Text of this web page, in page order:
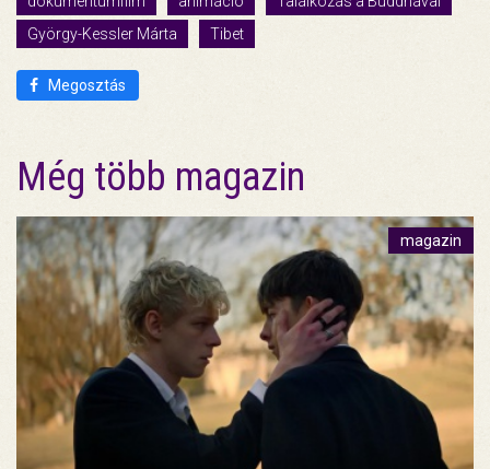
György-Kessler Márta
Tibet
Megosztás
Még több magazin
magazin